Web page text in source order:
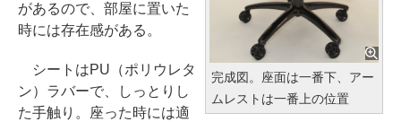
完成図。座面は一番下、アー
ムレストは一番上の位置
があるので、部屋に置いた
時には存在感がある。
シートはPU（ポリウレタ
ン）ラバーで、しっとりし
た手触り。座った時には適